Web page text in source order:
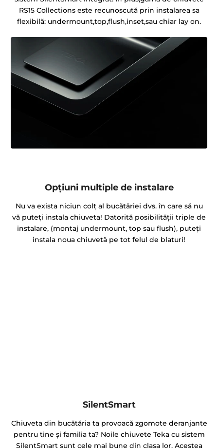
RS15 Collections este recunoscută prin instalarea sa
flexibilă: undermount,top,flush,inset,sau chiar lay on.
Opțiuni multiple de instalare
Nu va exista niciun colț al bucătăriei dvs. în care să nu
vă puteți instala chiuveta! Datorită posibilității triple de
instalare, (montaj undermount, top sau flush), puteți
instala noua chiuvetă pe tot felul de blaturi!
SilentSmart
Chiuveta din bucătăria ta provoacă zgomote deranjante
pentru tine şi familia ta? Noile chiuvete Teka cu sistem
SilentSmart sunt cele mai bune din clasa lor. Acestea